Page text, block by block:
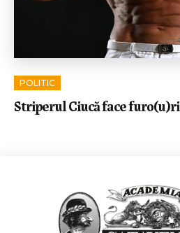
POLITIC
Striperul Ciucă face furo(u)ri